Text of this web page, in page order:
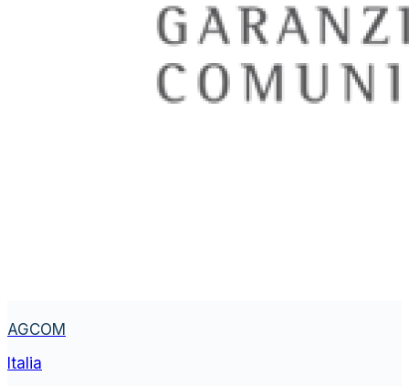
AGCOM
Italia